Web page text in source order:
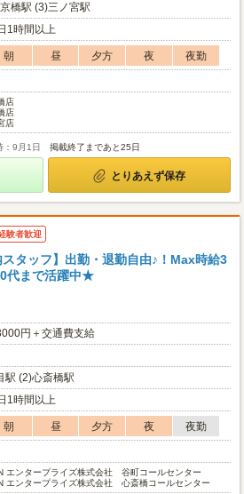
橋駅 (3)三ノ宮駅
1時間以上
朝 昼 夕方 夜
夜勤
店
店
店
：9月1日 掲載終了まであと25日
とりあえず保存
験者歓迎
スタッフ】出勤・退勤自由♪！Max時給3
代まで活躍中★
円＋交通費支給
駅 (2)心斎橋駅
1時間以上
朝 昼 夕方 夜
夜勤
エンタープライズ株式会社 谷町コールセンター
エンタープライズ株式会社 心斎橋コールセンター